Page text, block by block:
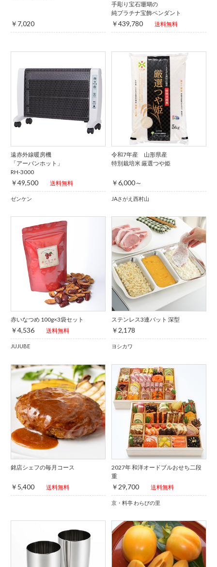
￥7,020
手彫り宝石珊瑚の
純プラチナ宝飾ペンダント
￥439,780 送料無料
遠赤外線暖房機
「アーバンホット」
RH-3000
￥49,500 送料無料
ゼンケン
令和7年産 山形県産
特別栽培米 厳選つや姫
￥6,000～
JAさがえ西村山
赤いなつめ 100g×3袋セット
￥4,536 送料無料
JUJUBE
ステンレス3連バット 深型
￥2,178
ヨシカワ
銘店シェフの毎月コース
￥5,400 送料無料
2027年 和洋オードブルおせち二段
重
￥29,700 送料無料
京・料亭 わらびの里